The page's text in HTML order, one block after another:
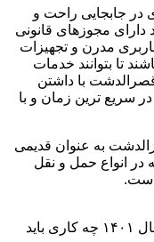
در جابجایی راحت و
مجوزهای قانونی
مدرن و تجهیزات
تا بتوانند خدمات
با داشتن
سریع ترین زمان و با
به عنوان قدیمی
بیش از ۷۵ سال سابقه در انواع حمل و نقل
است.
برای اطلاع از نرخ کرایه وانت نیسان در سال ۱۴۰۱ چه کاری باید